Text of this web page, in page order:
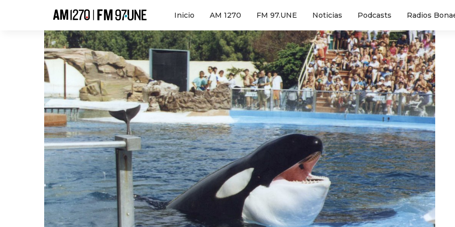
Inicio AM 1270 FM 97.UNE Noticias Podcasts Radios